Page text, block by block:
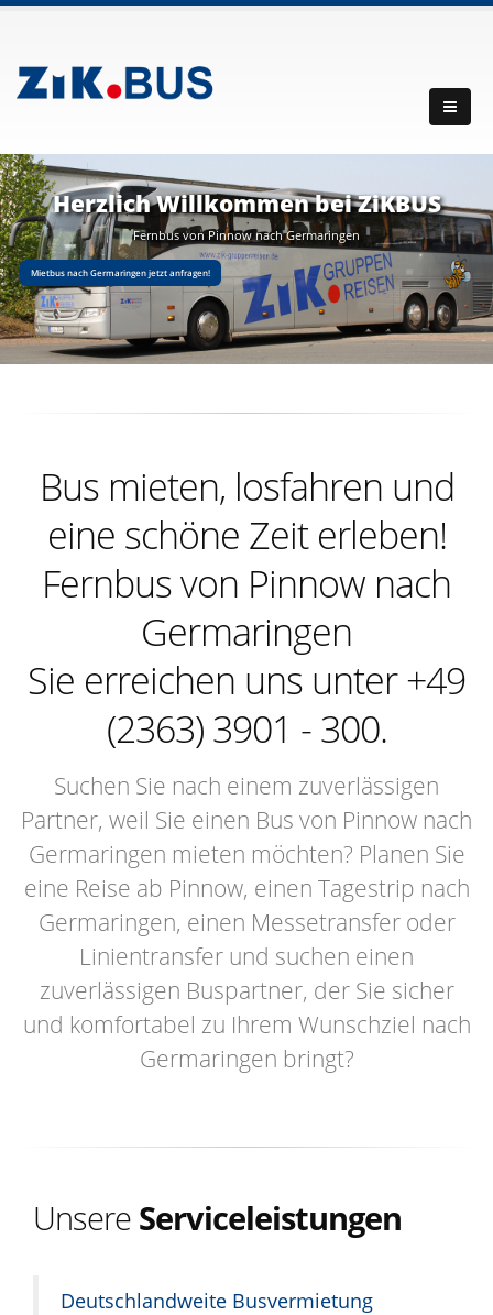
Herzlich Willkommen bei ZiKBUS
Fernbus von Pinnow nach Germaringen
Mietbus nach Germaringen jetzt anfragen!
Bus mieten, losfahren und
eine schöne Zeit erleben!
Fernbus von Pinnow nach
Germaringen
Sie erreichen uns unter +49
(2363) 3901 - 300.
Suchen Sie nach einem zuverlässigen
Partner, weil Sie einen Bus von Pinnow nach
Germaringen mieten möchten? Planen Sie
eine Reise ab Pinnow, einen Tagestrip nach
Germaringen, einen Messetransfer oder
Linientransfer und suchen einen
zuverlässigen Buspartner, der Sie sicher
und komfortabel zu Ihrem Wunschziel nach
Germaringen bringt?
Unsere Serviceleistungen
Deutschlandweite Busvermietung